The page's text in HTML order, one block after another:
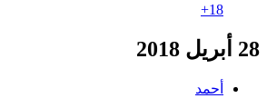
+18
28 أبريل 2018
أحمد